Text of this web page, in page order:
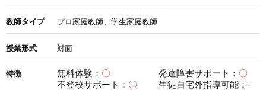
教師タイプ プロ家庭教師、学生家庭教師
授業形式 対面
特徴 無料体験： 〇 発達障害サポート： 〇
不登校サポート： 〇 生徒自宅外指導可能：-